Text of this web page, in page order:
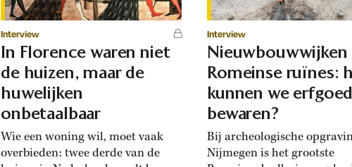
Interview
In Florence waren niet
de huizen, maar de
huwelijken
onbetaalbaar
Wie een woning wil, moet vaak
overbieden: twee derde van de
Interview
Nieuwbouwwijken
Romeinse ruïnes:
kunnen we erfgoed
bewaren?
Bij archeologische
Nijmegen is het grootste